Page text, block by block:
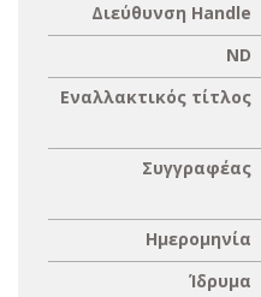
Διεύθυνση Handle
ND
Εναλλακτικός τίτλος
Συγγραφέας
Ημερομηνία
Ίδρυμα